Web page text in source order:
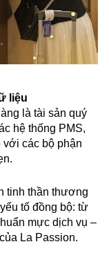
liệu
là tài sản quý
hệ thống PMS,
với các bộ phận
tinh thần thương
tố đồng bộ: từ
mực dịch vụ –
La Passion.